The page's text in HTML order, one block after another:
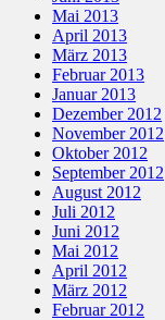
Mai 2013
April 2013
März 2013
Februar 2013
Januar 2013
Dezember 2012
November 2012
Oktober 2012
September 2012
August 2012
Juli 2012
Juni 2012
Mai 2012
April 2012
März 2012
Februar 2012